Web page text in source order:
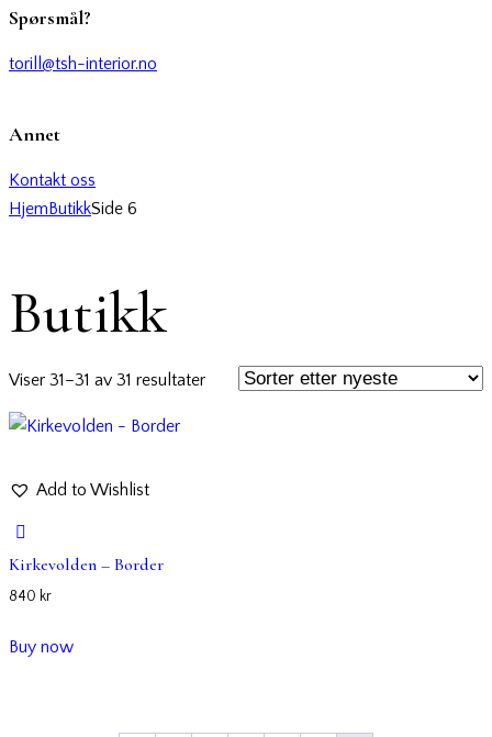
Spørsmål?
torill@tsh-interior.no
Annet
Kontakt oss
HjemButikkSide 6
Butikk
Viser 31–31 av 31 resultater
Add to Wishlist
Kirkevolden – Border
840 kr
Buy now